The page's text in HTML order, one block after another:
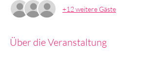
+12 weitere Gäste
Über die Veranstaltung